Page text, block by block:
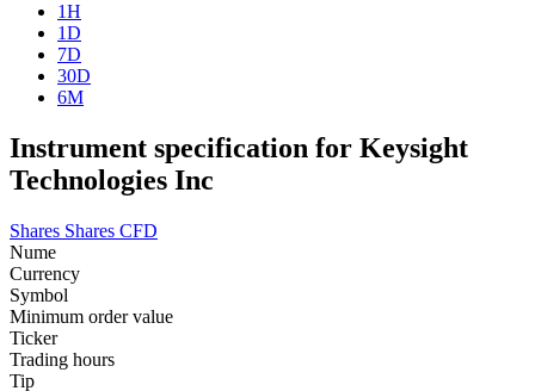
1H
1D
7D
30D
6M
Instrument specification for Keysight
Technologies Inc
Shares Shares CFD
Nume
Currency
Symbol
Minimum order value
Ticker
Trading hours
Tip